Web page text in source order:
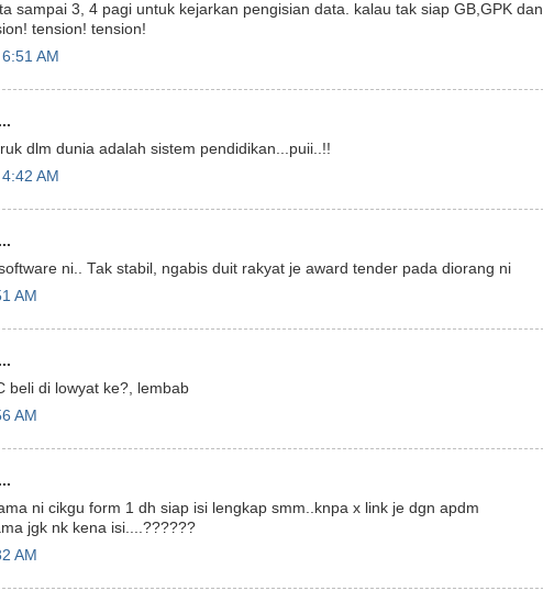
sampai 3, 4 pagi untuk kejarkan pengisian data. kalau tak siap GB,GPK dan
tension! tension!
AM
dlm dunia adalah sistem pendidikan...puii..!!
AM
ni.. Tak stabil, ngabis duit rakyat je award tender pada diorang ni
AM
beli di lowyat ke?, lembab
AM
ni cikgu form 1 dh siap isi lengkap smm..knpa x link je dgn apdm
jgk nk kena isi....??????
AM